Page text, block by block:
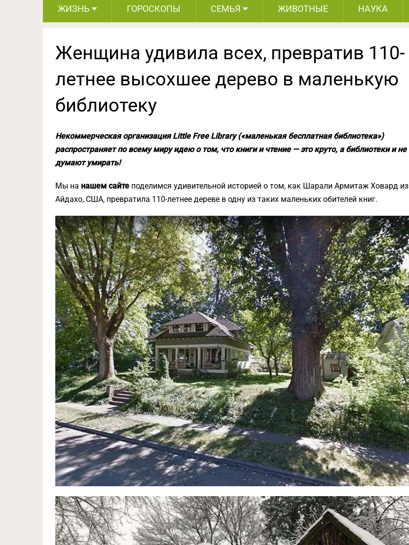
ЖИЗНЬ ГОРОСКОПЫ СЕМЬЯ ЖИВОТНЫЕ НАУКА
Женщина удивила всех, превратив 110-
летнее высохшее дерево в маленькую
библиотеку
Некоммерческая организация Little Free Library («маленькая бесплатная библиотека»)
распространяет по всему миру идею о том, что книги и чтение — это круто, а библиотеки и не
думают умирать!
Мы на нашем сайте поделимся удивительной историей о том, как Шарали Армитаж Ховард из
Айдахо, США, превратила 110-летнее дереве в одну из таких маленьких обителей книг.